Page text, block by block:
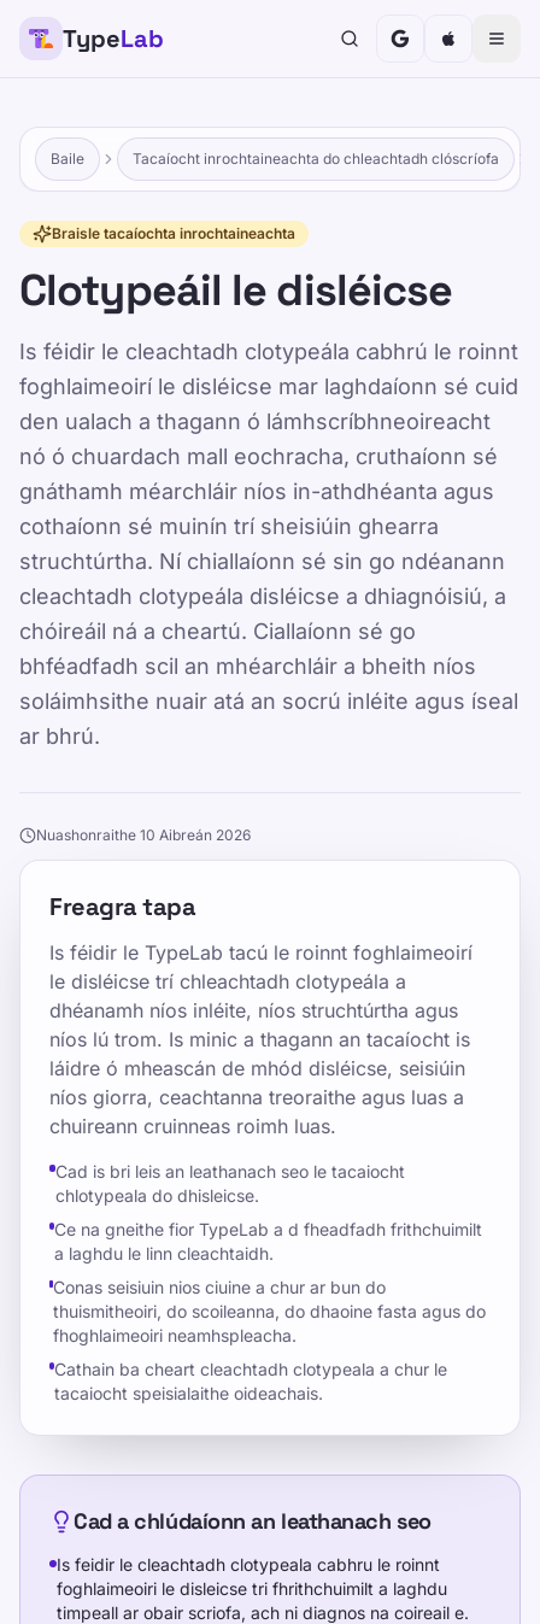
TypeLab
Baile Tacaíocht inrochtaineachta do chleachtadh clóscríofa
Braisle tacaíochta inrochtaineachta
Clotypeáil le disléicse
Is féidir le cleachtadh clotypeála cabhrú le roinnt
foghlaimeoirí le disléicse mar laghdaíonn sé cuid
den ualach a thagann ó lámhscríbhneoireacht
nó ó chuardach mall eochracha, cruthaíonn sé
gnáthamh méarchláir níos in-athdhéanta agus
cothaíonn sé muinín trí sheisiúin ghearra
struchtúrtha. Ní chiallaíonn sé sin go ndéanann
cleachtadh clotypeála disléicse a dhiagnóisiú, a
chóireáil ná a cheartú. Ciallaíonn sé go
bhféadfadh scil an mhéarchláir a bheith níos
soláimhsithe nuair atá an socrú inléite agus íseal
ar bhrú.
Nuashonraithe 10 Aibreán 2026
Freagra tapa
Is féidir le TypeLab tacú le roinnt foghlaimeoirí
le disléicse trí chleachtadh clotypeála a
dhéanamh níos inléite, níos struchtúrtha agus
níos lú trom. Is minic a thagann an tacaíocht is
láidre ó mheascán de mhód disléicse, seisiúin
níos giorra, ceachtanna treoraithe agus luas a
chuireann cruinneas roimh luas.
Cad is bri leis an leathanach seo le tacaiocht
chlotypeala do dhisleicse.
Ce na gneithe fior TypeLab a d fheadfadh frithchuimilt
a laghdu le linn cleachtaidh.
Conas seisiuin nios ciuine a chur ar bun do
thuismitheoiri, do scoileanna, do dhaoine fasta agus do
fhoghlaimeoiri neamhspleacha.
Cathain ba cheart cleachtadh clotypeala a chur le
tacaiocht speisialaithe oideachais.
Cad a chlúdaíonn an leathanach seo
Is feidir le cleachtadh clotypeala cabhru le roinnt
foghlaimeoiri le disleicse tri fhrithchuimilt a laghdu
timpeall ar obair scriofa, ach ni diagnos na coireail e.